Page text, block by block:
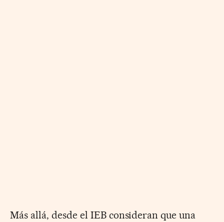
Más allá, desde el IEB consideran que una